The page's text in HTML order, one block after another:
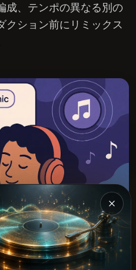
成、テンポの異なる別の
クション前にリミックス